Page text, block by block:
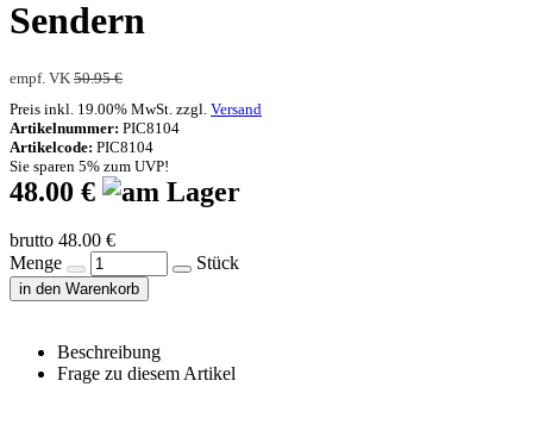
Sendern
empf. VK 50.95 €
Preis inkl. 19.00% MwSt. zzgl. Versand
Artikelnummer: PIC8104
Artikelcode: PIC8104
Sie sparen 5% zum UVP!
48.00 €
brutto 48.00 €
Menge
Stück
in den Warenkorb
Beschreibung
Frage zu diesem Artikel